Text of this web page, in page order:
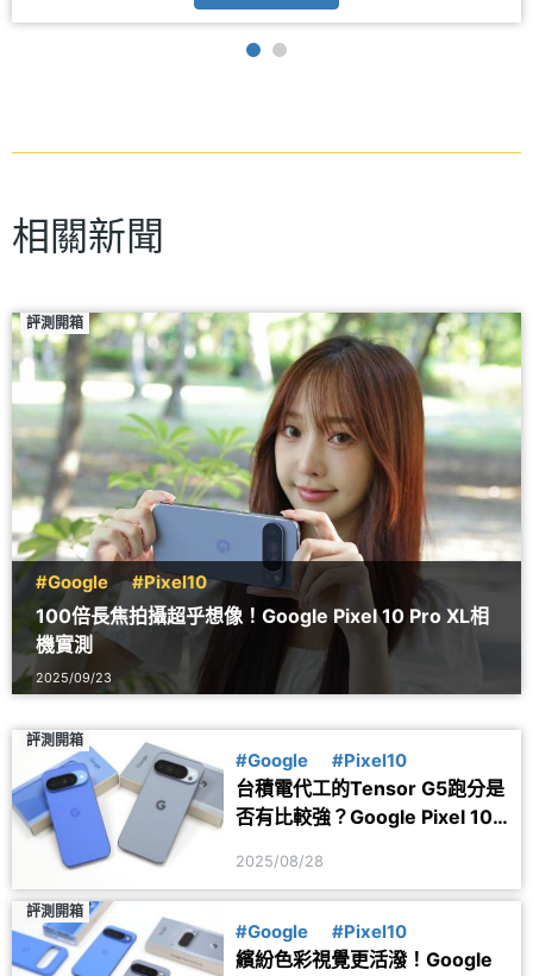
相關新聞
評測開箱
#Google #Pixel10
100倍長焦拍攝超乎想像！Google Pixel 10 Pro XL相
機實測
2025/09/23
評測開箱
#Google #Pixel10
台積電代工的Tensor G5跑分是
否有比較強？Google Pixel 10
2025/08/28
評測開箱
#Google #Pixel10
繽紛色彩視覺更活潑！Google